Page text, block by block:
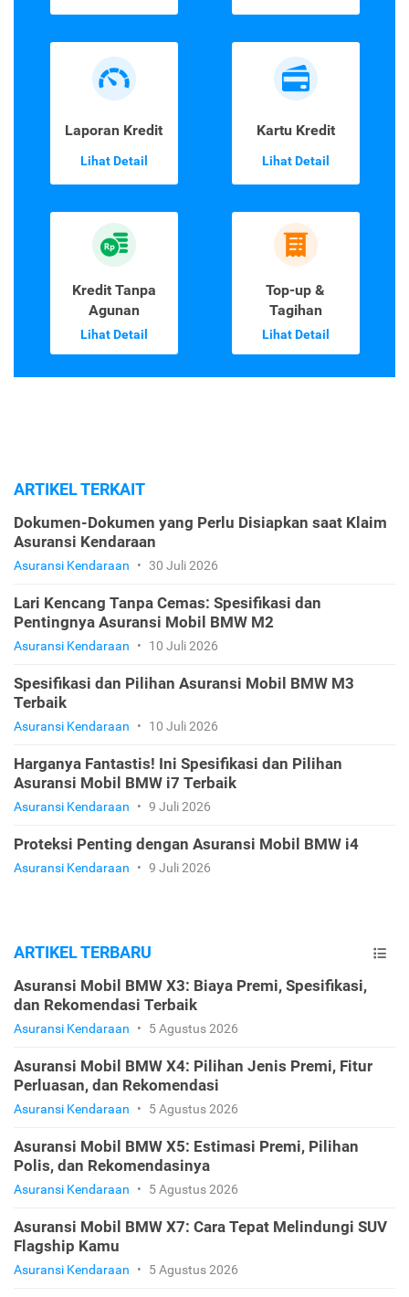
Laporan Kredit
Lihat Detail
Kartu Kredit
Lihat Detail
Kredit Tanpa
Agunan
Lihat Detail
Top-up &
Tagihan
Lihat Detail
ARTIKEL TERKAIT
Dokumen-Dokumen yang Perlu Disiapkan saat Klaim
Asuransi Kendaraan
Asuransi Kendaraan • 30 Juli 2026
Lari Kencang Tanpa Cemas: Spesifikasi dan
Pentingnya Asuransi Mobil BMW M2
Asuransi Kendaraan • 10 Juli 2026
Spesifikasi dan Pilihan Asuransi Mobil BMW M3
Terbaik
Asuransi Kendaraan • 10 Juli 2026
Harganya Fantastis! Ini Spesifikasi dan Pilihan
Asuransi Mobil BMW i7 Terbaik
Asuransi Kendaraan • 9 Juli 2026
Proteksi Penting dengan Asuransi Mobil BMW i4
Asuransi Kendaraan • 9 Juli 2026
ARTIKEL TERBARU
Asuransi Mobil BMW X3: Biaya Premi, Spesifikasi,
dan Rekomendasi Terbaik
Asuransi Kendaraan • 5 Agustus 2026
Asuransi Mobil BMW X4: Pilihan Jenis Premi, Fitur
Perluasan, dan Rekomendasi
Asuransi Kendaraan • 5 Agustus 2026
Asuransi Mobil BMW X5: Estimasi Premi, Pilihan
Polis, dan Rekomendasinya
Asuransi Kendaraan • 5 Agustus 2026
Asuransi Mobil BMW X7: Cara Tepat Melindungi SUV
Flagship Kamu
Asuransi Kendaraan • 5 Agustus 2026